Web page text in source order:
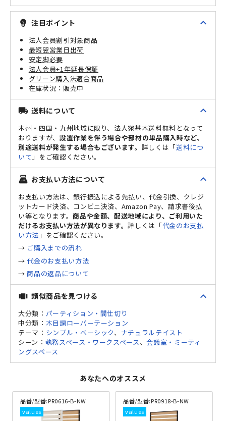
emoji_objects 注目ポイント expand_less
法人会員割引対象商品
最短翌営業日出荷
安定脚必要
法人会員+1年延長保証
グリーン購入法適合商品
販売中
local_shipping 送料について expand_less
本州・四国・九州地域に限り、法人宛基本送料無料となって
おりますが、 設置作業を伴う場合や部材の単品購入時など、
別途送料が発生する場合もございます。 詳しくは「送料につ
いて 」をご確認ください。
point_of_sale お支払い方法について expand_less
お支払い方法は、銀行振込による先払い、代金引換、クレジ
ットカード決済、コンビニ決済、Amazon Pay、請求書後払
い等となります。商品や金額、配送地域により、ご利用いた
だけるお支払い方法が異なります。詳しくは「代金のお支払
い方法 」をご確認ください。
→ ご購入までの流れ
→代金のお支払い方法
→ 商品の返品について
view_carousel 類似商品を見つける expand_less
大分類： パーティション・間仕切り
中分類： 木目調ローパーテーション
テーマ： シンプル・ベーシック、 ナチュラルテイスト
シーン： 執務スペース・ワークスペース、会議室・ミーティ
ングスペース
あなたへのオススメ
品番/型番:PR0616-B-NW 品番/型番:PR0918-B-NW